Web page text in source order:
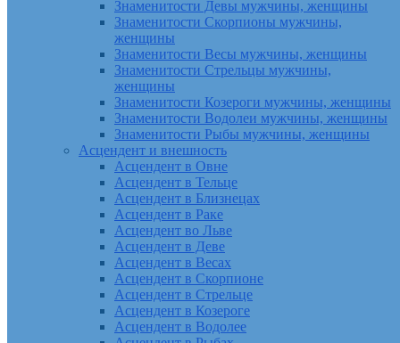
Знаменитости Девы мужчины, женщины
Знаменитости Скорпионы мужчины,
женщины
Знаменитости Весы мужчины, женщины
Знаменитости Стрельцы мужчины,
женщины
Знаменитости Козероги мужчины, женщины
Знаменитости Водолеи мужчины, женщины
Знаменитости Рыбы мужчины, женщины
Асцендент и внешность
Асцендент в Овне
Асцендент в Тельце
Асцендент в Близнецах
Асцендент в Раке
Асцендент во Льве
Асцендент в Деве
Асцендент в Весах
Асцендент в Скорпионе
Асцендент в Стрельце
Асцендент в Козероге
Асцендент в Водолее